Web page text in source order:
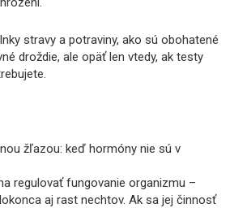
stravy a potraviny, ako sú obohatené
droždie, ale opäť len vtedy, ak testy
žľazou: keď hormóny nie sú v
regulovať fungovanie organizmu –
aj rast nechtov. Ak sa jej činnosť